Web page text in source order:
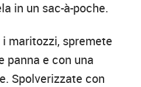
in un sac-à-poche.
maritozzi, spremete
panna e con una
Spolverizzate con